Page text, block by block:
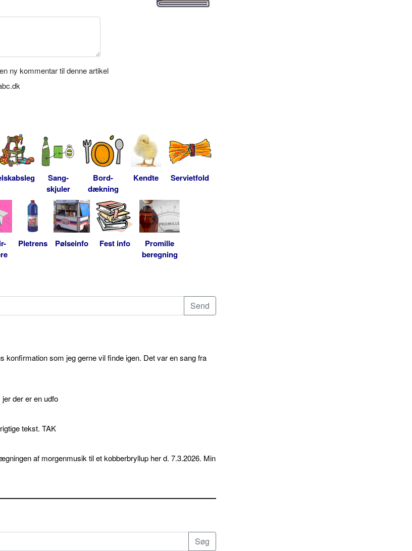
ny kommentar til denne artikel
Sang-
skjuler
Bord-
dækning
Kendte Servietfold
Pletrens Pølseinfo Fest info
Promille
beregning
konfirmation som jeg gerne vil finde igen. Det var en sang fra
der er en udfo
tekst. TAK
af morgenmusik til et kobberbryllup her d. 7.3.2026. Min